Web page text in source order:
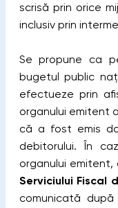
scrisă prin orice
inclusiv prin
Se propune ca
bugetul public
efectueze prin
organului emitent
că a fost emis
debitorului. În
organului
Serviciului Fiscal
comunicată